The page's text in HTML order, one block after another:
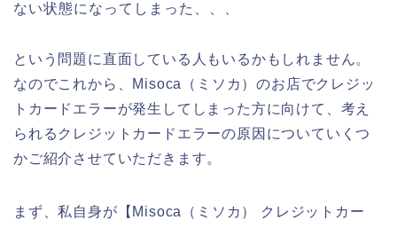
ない状態になってしまった、、、
という問題に直面している人もいるかもしれません。
なのでこれから、Misoca（ミソカ）のお店でクレジッ
トカードエラーが発生してしまった方に向けて、考え
られるクレジットカードエラーの原因についていくつ
かご紹介させていただきます。
まず、私自身が【Misoca（ミソカ） クレジットカー